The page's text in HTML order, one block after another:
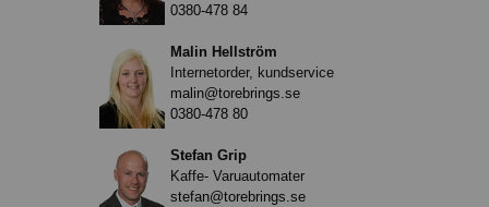
0380-478 84
Malin Hellström
Internetorder, kundservice
malin@torebrings.se
0380-478 80
Stefan Grip
Kaffe- Varuautomater
stefan@torebrings.se